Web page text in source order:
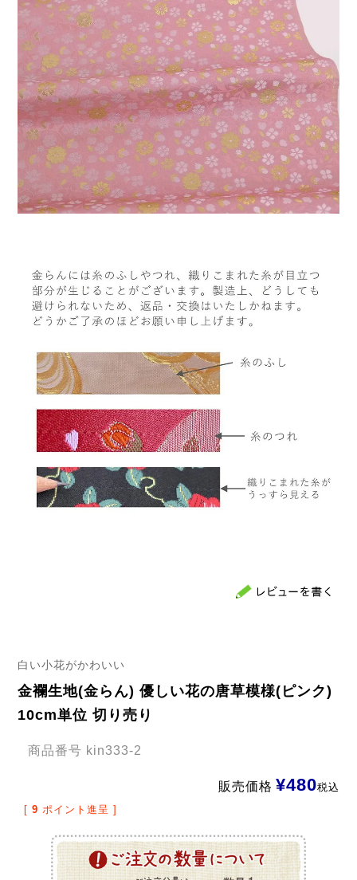
白い小花がかわいい
金襴生地(金らん) 優しい花の唐草模様(ピンク)
10cm単位 切り売り
商品番号 kin333-2
販売価格 ¥480税込
[ 9 ポイント進呈 ]